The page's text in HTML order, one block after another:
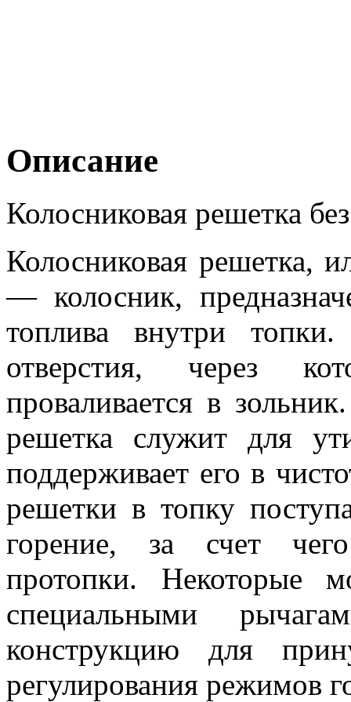
Описание
Колосниковая решетка
Колосниковая решетка,
— колосник,
топлива внутри
отверстия, через
проваливается в
решетка служит для
поддерживает его в
решетки в топку
горение, за счет
протопки. Некоторые
специальными
конструкцию для
регулирования режимов